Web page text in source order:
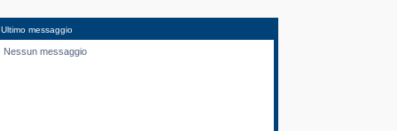
Ultimo messaggio
Nessun messaggio